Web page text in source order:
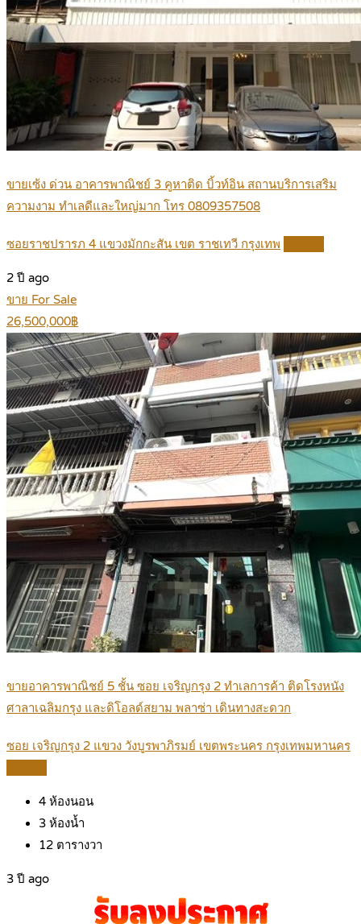
ขายเซ้ง ด่วน อาคารพาณิชย์ 3 คูหาติด บิ้วท์อิน สถานบริการเสริม
ความงาม ทำเลดีและใหญ่มาก โทร 0809357508
ซอยราชปรารภ 4 แขวงมักกะสัน เขต ราชเทวี กรุงเทพ
2 ปี ago
ขาย For Sale
26,500,000฿
ขายอาคารพาณิชย์ 5 ชั้น ซอย เจริญกรุง 2 ทำเลการค้า ติดโรงหนัง
ศาลาเฉลิมกรุง และดิโอลด์สยาม พลาซ่า เดินทางสะดวก
ซอย เจริญกรุง 2 แขวง วังบูรพาภิรมย์ เขตพระนคร กรุงเทพมหานคร
4 ห้องนอน
3 ห้องน้ำ
12 ตารางวา
3 ปี ago